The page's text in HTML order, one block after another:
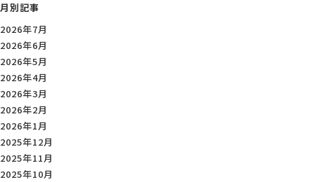
月別記事
2026年7月
2026年6月
2026年5月
2026年4月
2026年3月
2026年2月
2026年1月
2025年12月
2025年11月
2025年10月